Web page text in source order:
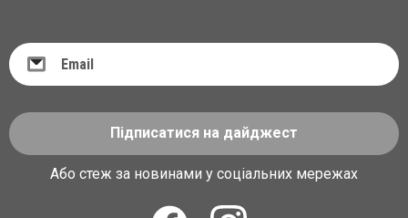
Підписатися на дайджест
Або стеж за новинами у соціальних мережах